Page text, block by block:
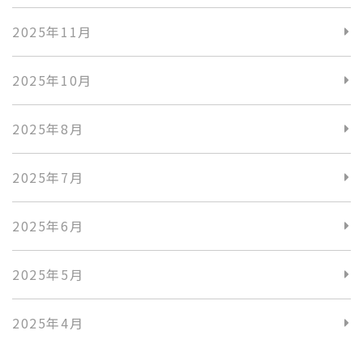
2025年11月
2025年10月
2025年8月
2025年7月
2025年6月
2025年5月
2025年4月